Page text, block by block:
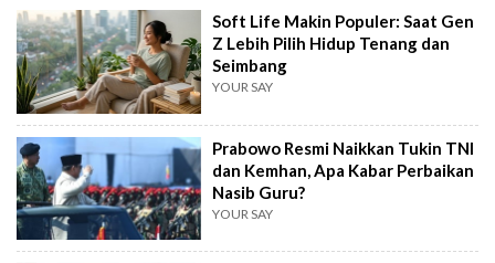
Soft Life Makin Populer: Saat Gen
Z Lebih Pilih Hidup Tenang dan
Seimbang
YOUR SAY
Prabowo Resmi Naikkan Tukin TNI
dan Kemhan, Apa Kabar Perbaikan
Nasib Guru?
YOUR SAY